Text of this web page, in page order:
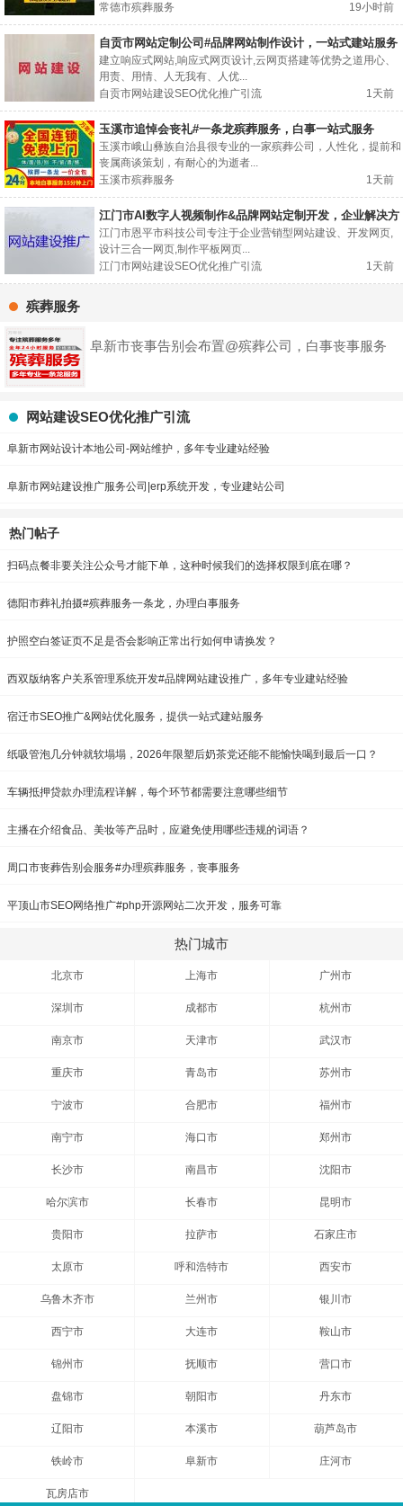
常德市殡葬服务
19小时前
自贡市网站定制公司#品牌网站制作设计，一站式建站服务
建立响应式网站,响应式网页设计,云网页搭建等优势之道用心、
用责、用情、人无我有、人优...
自贡市网站建设SEO优化推广引流
1天前
玉溪市追悼会丧礼#一条龙殡葬服务，白事一站式服务
玉溪市峨山彝族自治县很专业的一家殡葬公司，人性化，提前和
丧属商谈策划，有耐心的为逝者...
玉溪市殡葬服务
1天前
江门市AI数字人视频制作&品牌网站定制开发，企业解决方
案
江门市恩平市科技公司专注于企业营销型网站建设、开发网页,
设计三合一网页,制作平板网页...
江门市网站建设SEO优化推广引流
1天前
殡葬服务
阜新市丧事告别会布置@殡葬公司，白事丧事服务
网站建设SEO优化推广引流
阜新市网站设计本地公司-网站维护，多年专业建站经验
阜新市网站建设推广服务公司|erp系统开发，专业建站公司
热门帖子
扫码点餐非要关注公众号才能下单，这种时候我们的选择权限到底在哪？
德阳市葬礼拍摄#殡葬服务一条龙，办理白事服务
护照空白签证页不足是否会影响正常出行如何申请换发？
西双版纳客户关系管理系统开发#品牌网站建设推广，多年专业建站经验
宿迁市SEO推广&网站优化服务，提供一站式建站服务
纸吸管泡几分钟就软塌塌，2026年限塑后奶茶党还能不能愉快喝到最后一口？
车辆抵押贷款办理流程详解，每个环节都需要注意哪些细节
主播在介绍食品、美妆等产品时，应避免使用哪些违规的词语？
周口市丧葬告别会服务#办理殡葬服务，丧事服务
平顶山市SEO网络推广#php开源网站二次开发，服务可靠
热门城市
北京市 上海市 广州市
深圳市 成都市 杭州市
南京市 天津市 武汉市
重庆市 青岛市 苏州市
宁波市 合肥市 福州市
南宁市 海口市 郑州市
长沙市 南昌市 沈阳市
哈尔滨市 长春市 昆明市
贵阳市 拉萨市 石家庄市
太原市 呼和浩特市 西安市
乌鲁木齐市 兰州市 银川市
西宁市 大连市 鞍山市
锦州市 抚顺市 营口市
盘锦市 朝阳市 丹东市
辽阳市 本溪市 葫芦岛市
铁岭市 阜新市 庄河市
瓦房店市